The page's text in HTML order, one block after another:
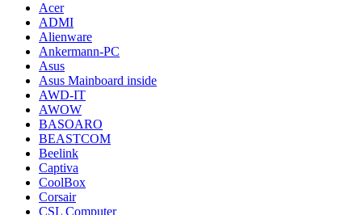
Acer
ADMI
Alienware
Ankermann-PC
Asus
Asus Mainboard inside
AWD-IT
AWOW
BASOARO
BEASTCOM
Beelink
Captiva
CoolBox
Corsair
CSL Computer